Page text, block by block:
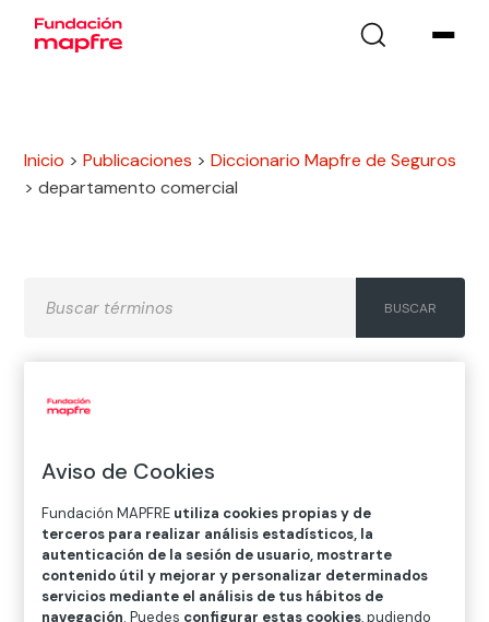
Inicio >Publicaciones >Diccionario Mapfre de Seguros
>departamento comercial
A
H
J K
V
W X Y Z
Diccionario de seguros
Aviso de Cookies
Fundación MAPFRE utiliza cookies propias y de
terceros para realizar análisis estadísticos, la
autenticación de la sesión de usuario, mostrarte
contenido útil y mejorar y personalizar determinados
servicios mediante el análisis de tus hábitos de
navegación. Puedes configurar estas cookies, pudiendo